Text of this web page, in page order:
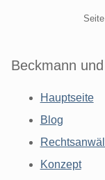
Beckmann
Hauptseite
Blog
Konzept